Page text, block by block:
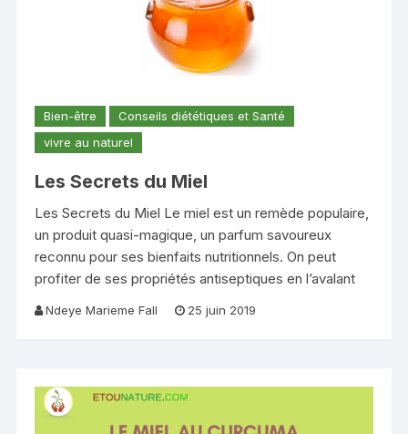
Bien-être
Conseils diététiques et Santé
vivre au naturel
Les Secrets du Miel
Les Secrets du Miel Le miel est un remède populaire,
un produit quasi-magique, un parfum savoureux
reconnu pour ses bienfaits nutritionnels. On peut
profiter de ses propriétés antiseptiques en l’avalant
Ndeye Marieme Fall 25 juin 2019